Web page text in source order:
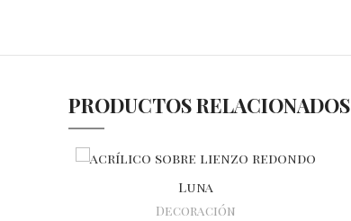
PRODUCTOS RELACIONADOS
Luna
Decoración